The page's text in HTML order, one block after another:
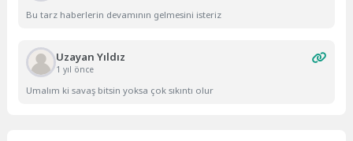
Bu tarz haberlerin devamının gelmesini isteriz
Uzayan Yıldız
1 yıl önce
Umalım ki savaş bitsin yoksa çok sıkıntı olur